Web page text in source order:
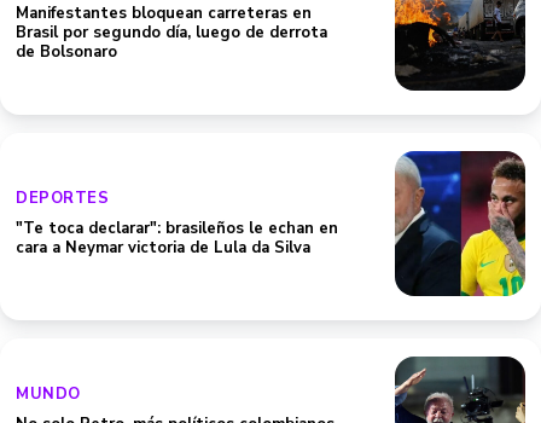
Manifestantes bloquean carreteras en
Brasil por segundo día, luego de derrota
de Bolsonaro
DEPORTES
"Te toca declarar": brasileños le echan en
cara a Neymar victoria de Lula da Silva
MUNDO